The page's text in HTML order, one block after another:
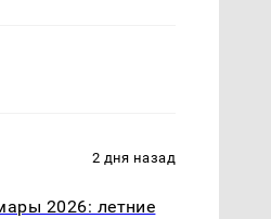
2 дня назад
2026: летние